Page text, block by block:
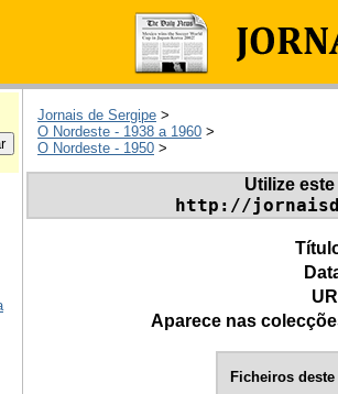
Jornais de Sergipe >
O Nordeste - 1938 a 1960 >
O Nordeste - 1950 >
Utilize
http://
Aparece nas
Ficheiros